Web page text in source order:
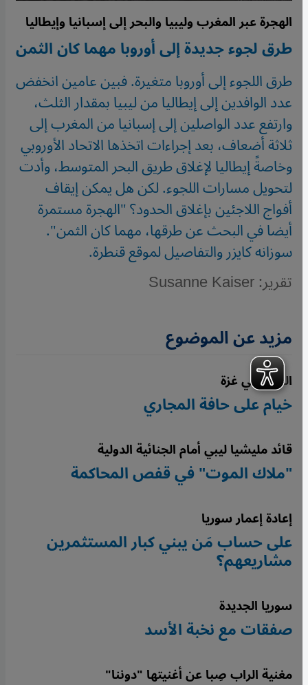
الهجرة عبر المغرب وليبيا والبحر إلى إسبانيا وإيطاليا
طرق لجوء جديدة إلى أوروبا مهما كان الثمن
طرق اللجوء إلى أوروبا متغيرة. فبين عامين انخفض
عدد الوافدين إلى إيطاليا من ليبيا بمقدار الثلث،
وارتفع عدد الواصلين إلى إسبانيا من المغرب إلى
ثلاثة أضعاف، بعد إجراءات اتخذها الاتحاد الأوروبي
وخاصةً إيطاليا لإغلاق طريق البحر المتوسط، وأدت
لتحويل مسارات اللجوء. لكن هل يمكن إيقاف
أفواج اللاجئين بإغلاق الحدود؟ "الهجرة مستمرة
أيضا في البحث عن طرقها، مهما كان الثمن".
سوزانه كايزر والتفاصيل لموقع قنطرة.
تقرير: Susanne Kaiser
مزيد عن الموضوع
النزوح في غزة
خيام على حافة المجاري
قائد مليشيا ليبي أمام الجنائية الدولية
"ملاك الموت" في قفص المحاكمة
إعادة إعمار سوريا
على حساب مَن يبني كبار المستثمرين
مشاريعهم؟
سوريا الجديدة
صفقات مع نخبة الأسد
مغنية الراب صِبا عن أغنيتها "دوننا"